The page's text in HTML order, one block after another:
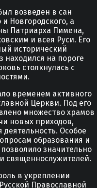
возведен в сан
Новгородского, а
Патриарха Пимена,
и всея Руси. Его
исторический
находился на пороге
столкнулась с
временем активного
Церкви. Под его
множество храмов
новых приходов,
Особое
образования и
значительно
священнослужителей.
в укреплении
Православной